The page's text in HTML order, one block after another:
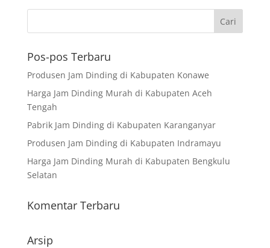
Pos-pos Terbaru
Produsen Jam Dinding di Kabupaten Konawe
Harga Jam Dinding Murah di Kabupaten Aceh
Tengah
Pabrik Jam Dinding di Kabupaten Karanganyar
Produsen Jam Dinding di Kabupaten Indramayu
Harga Jam Dinding Murah di Kabupaten Bengkulu
Selatan
Komentar Terbaru
Arsip